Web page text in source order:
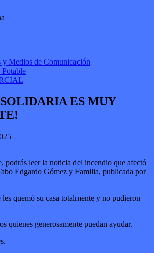
y Medios de Comunicación
ES MUY
podrás leer la noticia del incendio que afectó
Edgardo Gómez y Familia, publicada por
quemó su casa totalmente y no pudieron
quienes generosamente puedan ayudar.